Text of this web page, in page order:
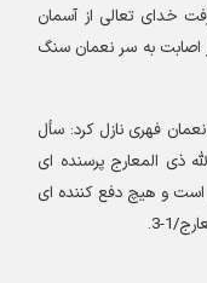
خدای تعالی از آسمان
به سر نعمان سنگ
فهری نازل کرد:سأل
ذی المعارج پرسنده ای
و هیچ دفع کننده ای
3
.